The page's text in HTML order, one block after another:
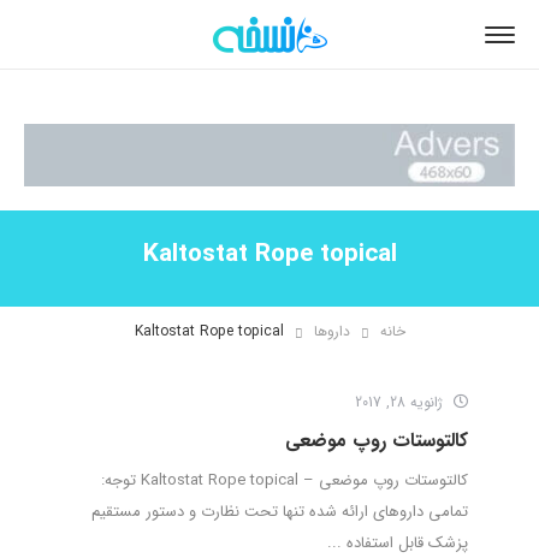
Kaltostat Rope topical
خانه داروها Kaltostat Rope topical
ژانویه 28, 2017
کالتوستات روپ موضعی
کالتوستات روپ موضعی – Kaltostat Rope topical توجه:
تمامی داروهای ارائه شده تنها تحت نظارت و دستور مستقیم
پزشک قابل استفاده ...